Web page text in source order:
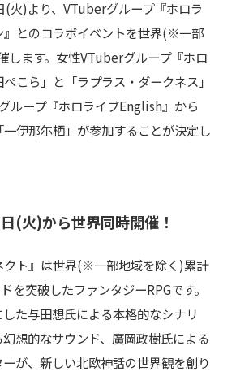
火)より、VTuberグループ『ホロラ
』とのコラボイベントを世界(※一部
します。女性VTuberグループ『ホロ
こら」と「ラプラス・ダークネス」
ループ『ホロライブEnglish』から
一伊那尓栖」が参加することが決定し
(火)から世界同時開催！
クト』は世界(※一部地域を除く)累計
を突破したファンタジーRPGです。
た与田想氏による本格的なシナリ
想的なサウンド、廣岡政樹氏による
が、新しい北欧神話の世界観を創り